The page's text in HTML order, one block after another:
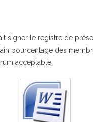
signer le registre de
pourcentage des
acceptable.